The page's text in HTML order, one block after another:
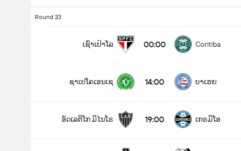
Round 23
ເຊົາເປົາໂລ 00:00 Coritiba
ຊາເປໂຄເອນເຊ 14:00 ບາເຮຍ
ອັດເລຕິໂກ ມິໄນໂຣ 19:00 ເກຣມິໂອ